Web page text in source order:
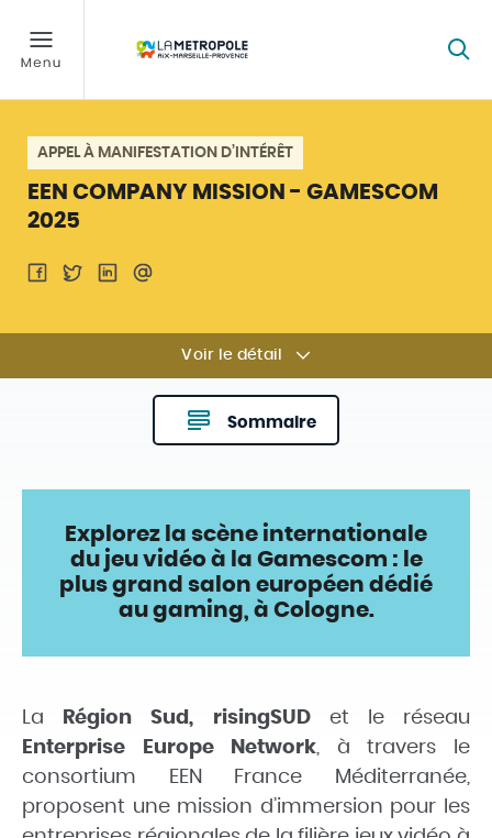
APPEL À MANIFESTATION D’INTÉRÊT
EEN COMPANY MISSION - GAMESCOM
2025
Voir le détail
Sommaire
Explorez la scène internationale
du jeu vidéo à la Gamescom : le
plus grand salon européen dédié
au gaming, à Cologne.
La Région Sud, risingSUDet le réseau
Enterprise Europe Network, à travers le
consortium EEN France Méditerranée,
proposent une mission d’immersion pour les